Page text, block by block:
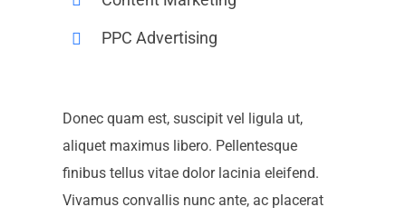
PPC Advertising
Donec quam est, suscipit vel ligula ut,
aliquet maximus libero. Pellentesque
finibus tellus vitae dolor lacinia eleifend.
Vivamus convallis nunc ante, ac placerat